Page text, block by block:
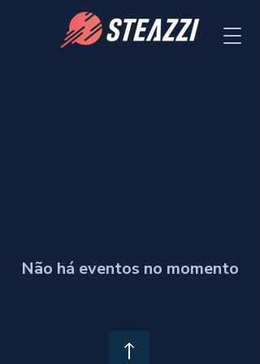
Não há eventos no momento